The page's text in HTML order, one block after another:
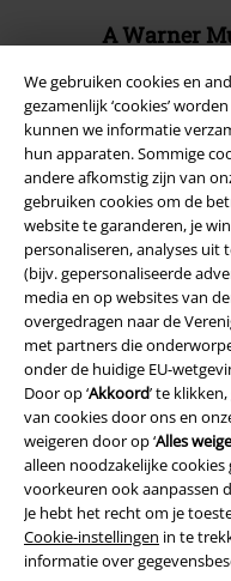
We gebruiken cookies en
gezamenlijk ‘cookies’
kunnen we informatie
hun apparaten. Sommige
andere afkomstig zijn van
gebruiken cookies om de
website te garanderen, je
personaliseren, analyses
(bijv. gepersonaliseerde
media en op websites van
overgedragen naar de
met partners die
onder de huidige EU-
Door op ‘Akkoord’ te
van cookies door ons en
weigeren door op ‘Alles
alleen noodzakelijke
voorkeuren ook aanpassen
Je hebt het recht om je
Cookie-instellingen in te
informatie over
A Warner
Legal